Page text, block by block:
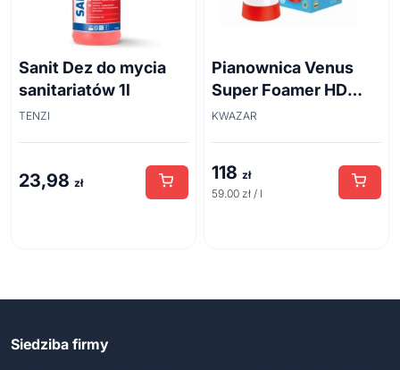
Sanit Dez do mycia
sanitariatów 1l
TENZI
23,98 zł
Pianownica Venus
Super Foamer HD
acid line 2L
KWAZAR
118 zł
59.00 zł / l
Siedziba firmy